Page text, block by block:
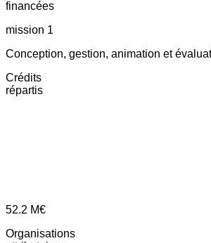
financées
mission 1
Conception, gestion, animation et
Crédits
répartis
52.2 M€
Organisations